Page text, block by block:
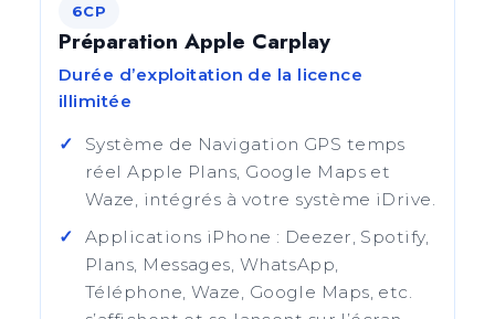
6CP
Préparation Apple Carplay
Durée d’exploitation de la licence
illimitée
Système de Navigation GPS temps
réel Apple Plans, Google Maps et
Waze, intégrés à votre système iDrive.
Applications iPhone : Deezer, Spotify,
Plans, Messages, WhatsApp,
Téléphone, Waze, Google Maps, etc.